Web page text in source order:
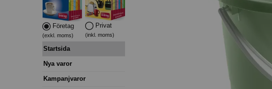
Företag
(exkl. moms)
Privat
(inkl. moms)
Startsida
Nya varor
Kampanjvaror